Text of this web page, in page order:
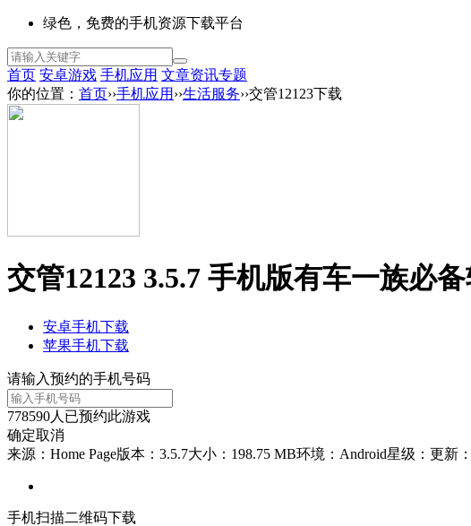
绿色，免费的手机资源下载平台
首页 安卓游戏 手机应用 文章资讯专题
你的位置： 首页››手机应用 ››生活服务››交管12123下载
交管12123 3.5.7 手机版有车一族必
安卓手机下载
苹果手机下载
请输入预约的手机号码
778590人已预约此游戏
确定取消
来源：Home Page版本：3.5.7大小：198.75 MB环境：Android星级： 更新
手机扫描二维码下载